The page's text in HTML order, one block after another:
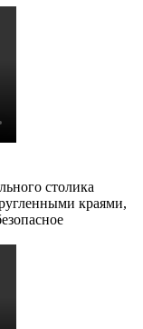
столика
краями,